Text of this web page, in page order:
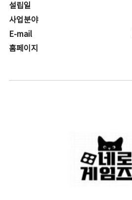
설립일
사업분야
E-mail
홈페이지